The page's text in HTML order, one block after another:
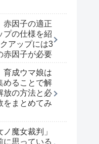
赤因子の適正
プの仕様を紹
アップには3
赤因子が必要
育成ウマ娘は
めることで解
放の方法と必
をまとめてみ
ノ魔女裁判」
に思っている